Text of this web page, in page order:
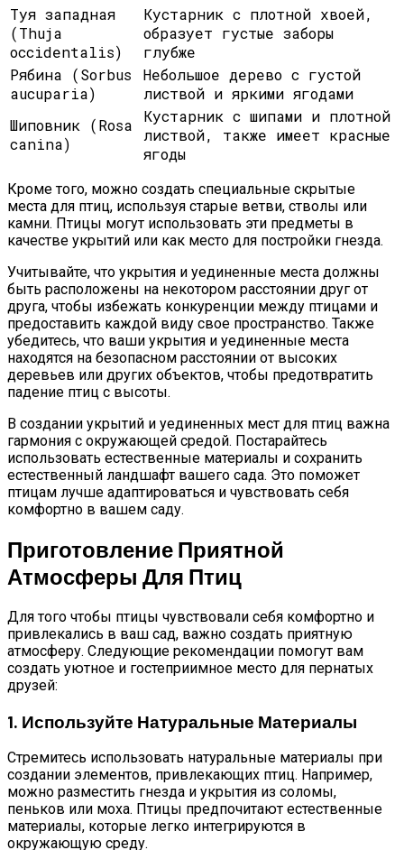
Туя западная
(Thuja
occidentalis)
Кустарник с плотной хвоей,
образует густые заборы
глубже
Рябина (Sorbus
aucuparia)
Небольшое дерево с густой
листвой и яркими ягодами
Шиповник (Rosa
canina)
Кустарник с шипами и плотной
листвой, также имеет красные
ягоды
Кроме того, можно создать специальные скрытые
места для птиц, используя старые ветви, стволы или
камни. Птицы могут использовать эти предметы в
качестве укрытий или как место для постройки гнезда.
Учитывайте, что укрытия и уединенные места должны
быть расположены на некотором расстоянии друг от
друга, чтобы избежать конкуренции между птицами и
предоставить каждой виду свое пространство. Также
убедитесь, что ваши укрытия и уединенные места
находятся на безопасном расстоянии от высоких
деревьев или других объектов, чтобы предотвратить
падение птиц с высоты.
В создании укрытий и уединенных мест для птиц важна
гармония с окружающей средой. Постарайтесь
использовать естественные материалы и сохранить
естественный ландшафт вашего сада. Это поможет
птицам лучше адаптироваться и чувствовать себя
комфортно в вашем саду.
Приготовление Приятной
Атмосферы Для Птиц
Для того чтобы птицы чувствовали себя комфортно и
привлекались в ваш сад, важно создать приятную
атмосферу. Следующие рекомендации помогут вам
создать уютное и гостеприимное место для пернатых
друзей:
1. Используйте Натуральные Материалы
Стремитесь использовать натуральные материалы при
создании элементов, привлекающих птиц. Например,
можно разместить гнезда и укрытия из соломы,
пеньков или моха. Птицы предпочитают естественные
материалы, которые легко интегрируются в
окружающую среду.